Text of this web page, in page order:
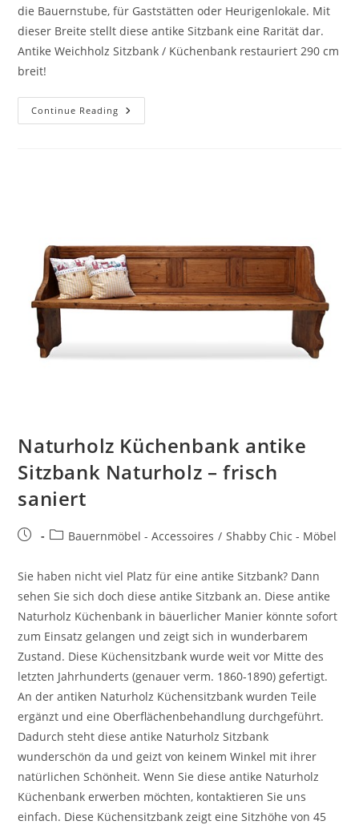
die Bauernstube, für Gaststätten oder Heurigenlokale. Mit
dieser Breite stellt diese antike Sitzbank eine Rarität dar.
Antike Weichholz Sitzbank / Küchenbank restauriert 290 cm
breit!
Continue Reading
Naturholz Küchenbank antike
Sitzbank Naturholz – frisch
saniert
Bauernmöbel - Accessoires / Shabby Chic - Möbel
Sie haben nicht viel Platz für eine antike Sitzbank? Dann
sehen Sie sich doch diese antike Sitzbank an. Diese antike
Naturholz Küchenbank in bäuerlicher Manier könnte sofort
zum Einsatz gelangen und zeigt sich in wunderbarem
Zustand. Diese Küchensitzbank wurde weit vor Mitte des
letzten Jahrhunderts (genauer verm. 1860-1890) gefertigt.
An der antiken Naturholz Küchensitzbank wurden Teile
ergänzt und eine Oberflächenbehandlung durchgeführt.
Dadurch steht diese antike Naturholz Sitzbank
wunderschön da und geizt von keinem Winkel mit ihrer
natürlichen Schönheit. Wenn Sie diese antike Naturholz
Küchenbank erwerben möchten, kontaktieren Sie uns
einfach. Diese Küchensitzbank zeigt eine Sitzhöhe von 45